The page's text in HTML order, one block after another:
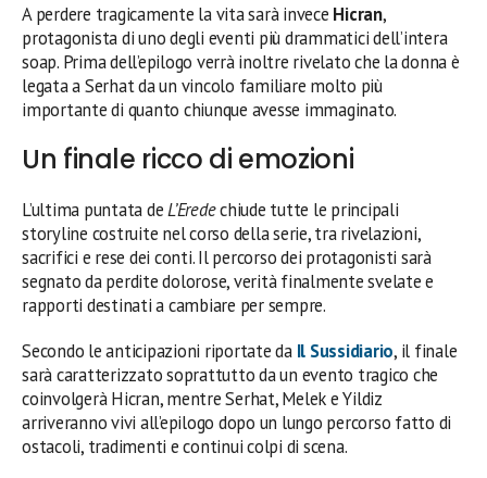
A perdere tragicamente la vita sarà invece Hicran,
protagonista di uno degli eventi più drammatici dell’intera
soap. Prima dell’epilogo verrà inoltre rivelato che la donna è
legata a Serhat da un vincolo familiare molto più
importante di quanto chiunque avesse immaginato.
Un finale ricco di emozioni
L’ultima puntata deL’Eredechiude tutte le principali
storyline costruite nel corso della serie, tra rivelazioni,
sacrifici e rese dei conti. Il percorso dei protagonisti sarà
segnato da perdite dolorose, verità finalmente svelate e
rapporti destinati a cambiare per sempre.
Secondo le anticipazioni riportate da Il Sussidiario, il finale
sarà caratterizzato soprattutto da un evento tragico che
coinvolgerà Hicran, mentre Serhat, Melek e Yildiz
arriveranno vivi all’epilogo dopo un lungo percorso fatto di
ostacoli, tradimenti e continui colpi di scena.